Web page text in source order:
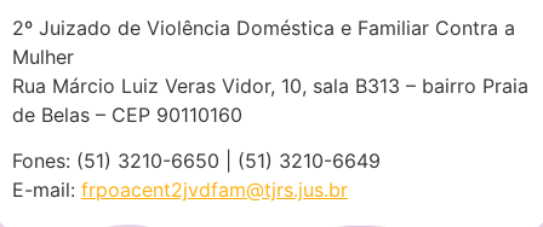
2º Juizado de Violência Doméstica e Familiar Contra a
Mulher
Rua Márcio Luiz Veras Vidor, 10, sala B313 – bairro Praia
de Belas – CEP 90110160
Fones: (51) 3210-6650 | (51) 3210-6649
E-mail: frpoacent2jvdfam@tjrs.jus.br